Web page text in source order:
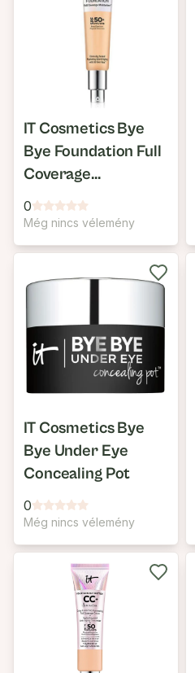
IT Cosmetics Bye
Bye Foundation Full
Coverage
Moisturizer SPF 50+
0
Még nincs vélemény
IT Cosmetics Bye
Bye Under Eye
Concealing Pot
0
Még nincs vélemény